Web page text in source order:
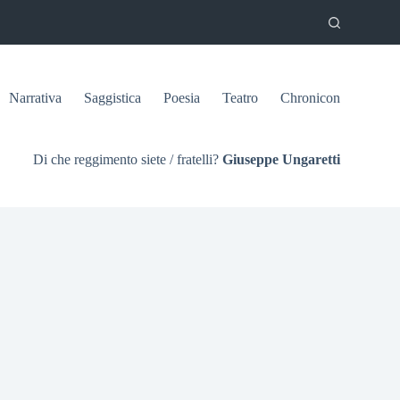
Narrativa Saggistica Poesia Teatro Chronicon
Di che reggimento siete / fratelli? Giuseppe Ungaretti